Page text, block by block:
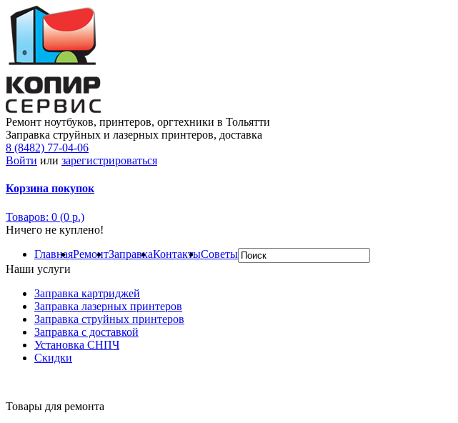
Ремонт ноутбуков, принтеров, оргтехники в Тольятти
Заправка струйных и лазерных принтеров, доставка
8 (8482) 77-04-06
Войти или зарегистрироваться
Корзина покупок
Товаров: 0 (0 р.)
Ничего не куплено!
ГлавнаяРемонтЗаправкаКонтактыСоветы
Наши услуги
Заправка картриджей
Заправка лазерных принтеров
Заправка струйных принтеров
Заправка с доставкой
Установка СНПЧ
Скидки
Товары для ремонта